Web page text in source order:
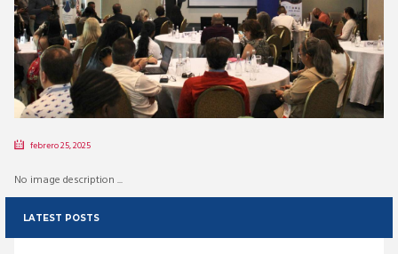
febrero 25, 2025
No image description ...
LATEST POSTS